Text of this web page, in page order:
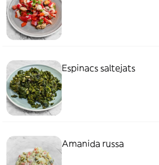
Espinacs saltejats
Amanida russa